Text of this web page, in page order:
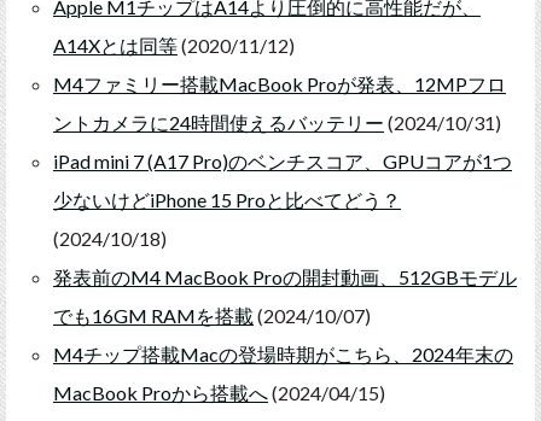
Apple M1チップはA14より圧倒的に高性能だが、
A14Xとは同等(2020/11/12)
M4ファミリー搭載MacBook Proが発表、12MPフロ
ントカメラに24時間使えるバッテリー (2024/10/31)
iPad mini 7 (A17 Pro)のベンチスコア、GPUコアが1つ
少ないけどiPhone 15 Proと比べてどう？
(2024/10/18)
発表前のM4 MacBook Proの開封動画、512GBモデル
でも16GM RAMを搭載(2024/10/07)
M4チップ搭載Macの登場時期がこちら、2024年末の
MacBook Proから搭載へ(2024/04/15)